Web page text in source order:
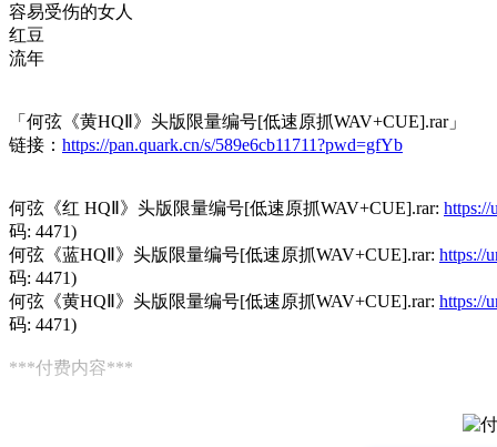
容易受伤的女人
红豆
流年
「何弦《黄HQⅡ》头版限量编号[低速原抓WAV+CUE].rar」
链接： https://pan.quark.cn/s/589e6cb11711?pwd=gfYb
何弦《红 HQⅡ》头版限量编号[低速原抓WAV+CUE].rar: https://
码: 4471)
何弦《蓝HQⅡ》头版限量编号[低速原抓WAV+CUE].rar: https://
码: 4471)
何弦《黄HQⅡ》头版限量编号[低速原抓WAV+CUE].rar: https://
码: 4471)
***付费内容***